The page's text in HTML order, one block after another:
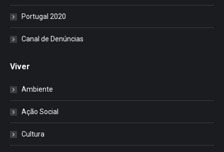
Portugal 2020
Canal de Denúncias
Viver
Ambiente
Ação Social
Cultura